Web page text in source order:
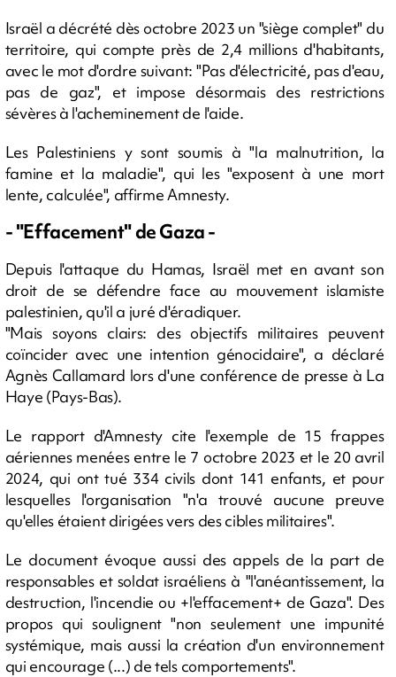
Israël a décrété dès octobre 2023 un "siège complet" du
territoire, qui compte près de 2,4 millions d'habitants,
avec le mot d'ordre suivant: "Pas d'électricité, pas d'eau,
pas de gaz", et impose désormais des restrictions
sévères à l'acheminement de l'aide.
Les Palestiniens y sont soumis à "la malnutrition, la
famine et la maladie", qui les "exposent à une mort
lente, calculée", affirme Amnesty.
- "Effacement" de Gaza -
Depuis l'attaque du Hamas, Israël met en avant son
droit de se défendre face au mouvement islamiste
palestinien, qu'il a juré d'éradiquer.
"Mais soyons clairs: des objectifs militaires peuvent
coïncider avec une intention génocidaire", a déclaré
Agnès Callamard lors d'une conférence de presse à La
Haye (Pays-Bas).
Le rapport d'Amnesty cite l'exemple de 15 frappes
aériennes menées entre le 7 octobre 2023 et le 20 avril
2024, qui ont tué 334 civils dont 141 enfants, et pour
lesquelles l'organisation "n'a trouvé aucune preuve
qu'elles étaient dirigées vers des cibles militaires".
Le document évoque aussi des appels de la part de
responsables et soldat israéliens à "l'anéantissement, la
destruction, l'incendie ou +l'effacement+ de Gaza". Des
propos qui soulignent "non seulement une impunité
systémique, mais aussi la création d'un environnement
qui encourage (...) de tels comportements".